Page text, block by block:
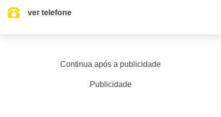
ver telefone
Continua após a publicidade
Publicidade